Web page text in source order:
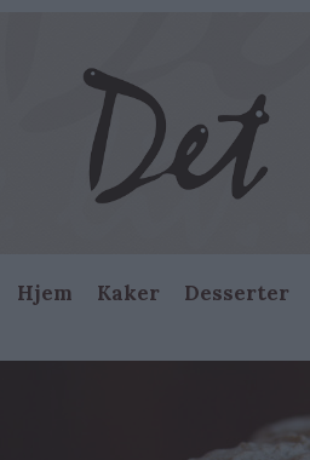
Main
navigation
Hjem Kaker Desserter